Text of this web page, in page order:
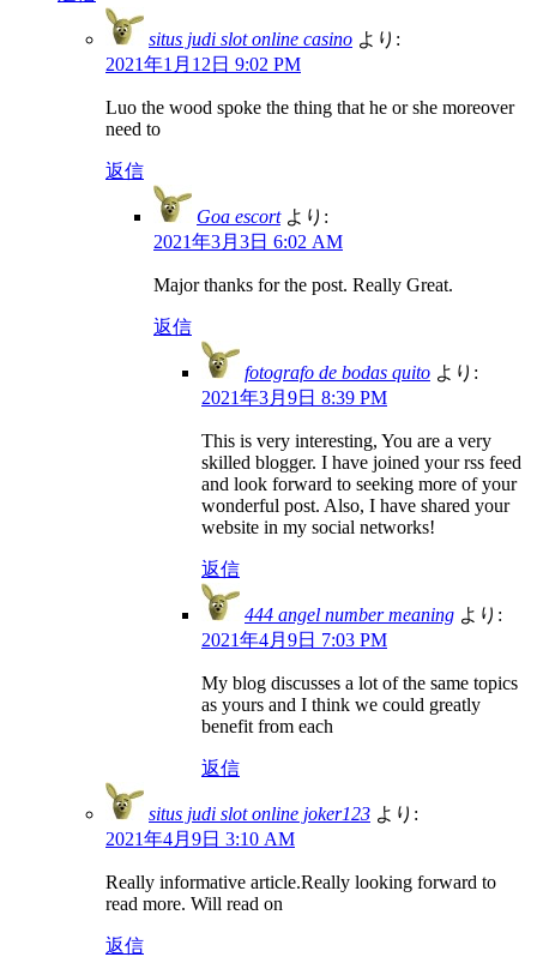
situs judi slot online casino より:
2021年1月12日 9:02 PM
Luo the wood spoke the thing that he or she moreover
need to
返信
Goa escort より:
2021年3月3日 6:02 AM
Major thanks for the post. Really Great.
返信
fotografo de bodas quito より:
2021年3月9日 8:39 PM
This is very interesting, You are a very
skilled blogger. I have joined your rss feed
and look forward to seeking more of your
wonderful post. Also, I have shared your
website in my social networks!
返信
444 angel number meaning より:
2021年4月9日 7:03 PM
My blog discusses a lot of the same topics
as yours and I think we could greatly
benefit from each
返信
situs judi slot online joker123 より:
2021年4月9日 3:10 AM
Really informative article.Really looking forward to
read more. Will read on
返信